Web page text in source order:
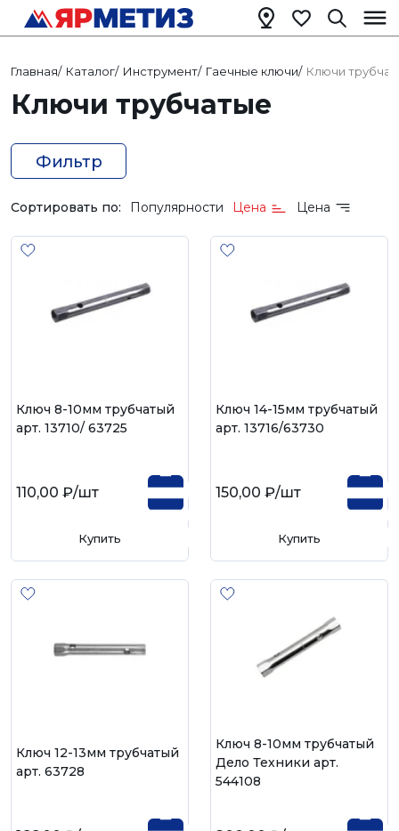
Главная/ Каталог/ Инструмент/ Гаечные ключи/ Ключи
Ключи трубчатые
Фильтр
Сортировать по: Популярности Цена Цена
Ключ 8-10мм трубчатый
арт. 13710/ 63725
110,00 ₽/шт
Купить
Ключ 14-15мм трубчатый
арт. 13716/63730
150,00 ₽/шт
Купить
Ключ 12-13мм трубчатый
арт. 63728
Ключ 8-10мм трубчатый
Дело Техники арт.
544108